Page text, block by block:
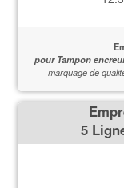
pour Tampon
marquage de
5